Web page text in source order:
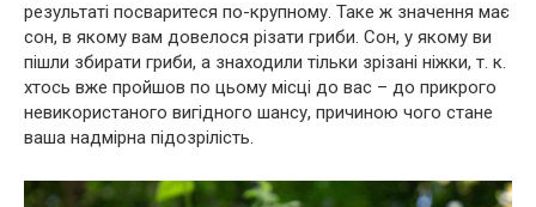
результаті посваритеся по-крупному. Таке ж значення має
сон, в якому вам довелося різати гриби. Сон, у якому ви
пішли збирати гриби, а знаходили тільки зрізані ніжки, т. к.
хтось вже пройшов по цьому місці до вас – до прикрого
невикористаного вигідного шансу, причиною чого стане
ваша надмірна підозрілість.